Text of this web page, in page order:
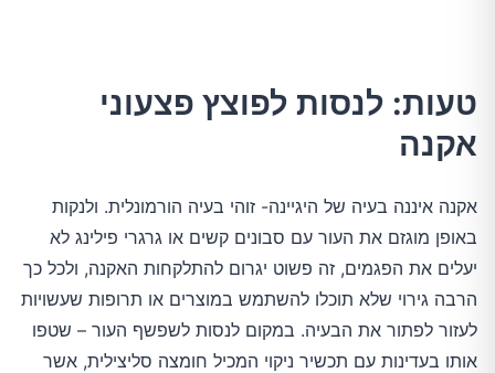
טעות: לנסות לפוצץ פצעוני
אקנה
אקנה איננה בעיה של היגיינה- זוהי בעיה הורמונלית. ולנקות
באופן מוגזם את העור עם סבונים קשים או גרגרי פילינג לא
יעלים את הפגמים, זה פשוט יגרום להתלקחות האקנה, ולכל כך
הרבה גירוי שלא תוכלו להשתמש במוצרים או תרופות שעשויות
לעזור לפתור את הבעיה. במקום לנסות לשפשף העור – שטפו
אותו בעדינות עם תכשיר ניקוי המכיל חומצה סליצילית, אשר